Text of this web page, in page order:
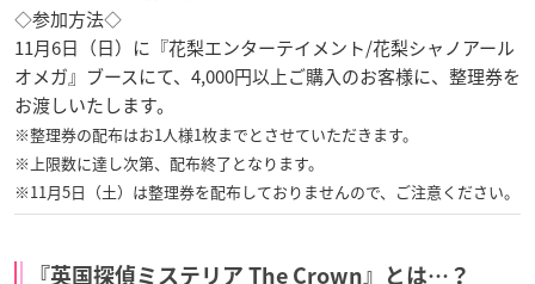
◇参加方法◇
11月6日（日）に『花梨エンターテイメント/花梨シャノアール
オメガ』ブースにて、4,000円以上ご購入のお客様に、整理券を
お渡しいたします。
※整理券の配布はお1人様1枚までとさせていただきます。
※上限数に達し次第、配布終了となります。
※11月5日（土）は整理券を配布しておりませんので、ご注意ください。
『英国探偵ミステリア The Crown』とは…？